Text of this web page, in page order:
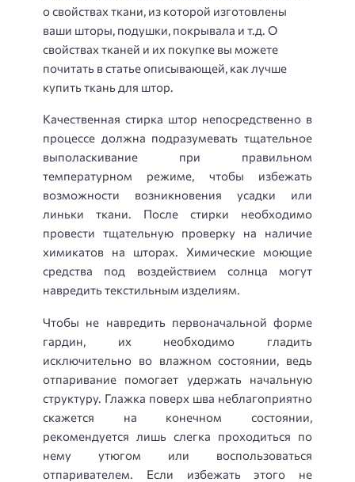
о свойствах ткани, из которой изготовлены
ваши шторы, подушки, покрывала и т.д. О
свойствах тканей и их покупке вы можете
почитать в статье описывающей, как лучше
купить ткань для штор.
Качественная стирка штор непосредственно в
процессе должна подразумевать тщательное
выполаскивание при правильном
температурном режиме, чтобы избежать
возможности возникновения усадки или
линьки ткани. После стирки необходимо
провести тщательную проверку на наличие
химикатов на шторах. Химические моющие
средства под воздействием солнца могут
навредить текстильным изделиям.
Чтобы не навредить первоначальной форме
гардин, их необходимо гладить
исключительно во влажном состоянии, ведь
отпаривание помогает удержать начальную
структуру. Глажка поверх шва неблагоприятно
скажется на конечном состоянии,
рекомендуется лишь слегка проходиться по
нему утюгом или воспользоваться
отпаривателем. Если избежать этого не